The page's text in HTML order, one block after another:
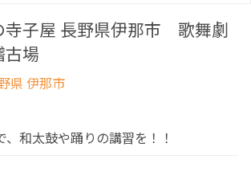
子屋 長野県伊那市 歌舞劇
場
県 伊那市
和太鼓や踊りの講習を！！